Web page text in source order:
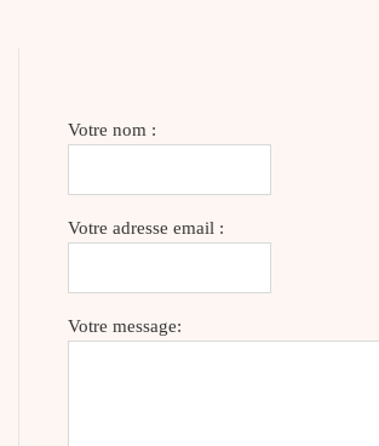
Votre nom :
Votre adresse email :
Votre message: